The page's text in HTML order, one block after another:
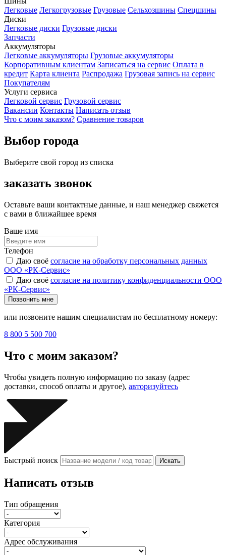
Легковые Легкогрузовые Грузовые Сельхозшины Спецшины
Диски
Легковые диски Грузовые диски
Запчасти
Аккумуляторы
Легковые аккумуляторы Грузовые аккумуляторы
Корпоративным клиентам Записаться на сервис Оплата в
кредит Карта клиента Распродажа Грузовая запись на сервис
Покупателям
Услуги сервиса
Легковой сервис Грузовой сервис
Вакансии Контакты Написать отзыв
Что с моим заказом? Сравнение товаров
Выбор города
Выберите свой город из списка
заказать звонок
Оставьте ваши контактные данные, и наш менеджер свяжется
с вами в ближайшее время
Ваше имя
Телефон
Даю своё согласие на обработку персональных данных
ООО «РК-Сервис»
Даю своё согласие на политику конфиденциальности ООО
«РК-Сервис»
Позвонить мне
или позвоните нашим специалистам по бесплатному номеру:
8 800 5 500 700
Что с моим заказом?
Чтобы увидеть полную информацию по заказу (адрес
доставки, способ оплаты и другое), авторизуйтесь
Быстрый поиск Искать
Написать отзыв
Тип обращения
Категория
Адрес обслуживания